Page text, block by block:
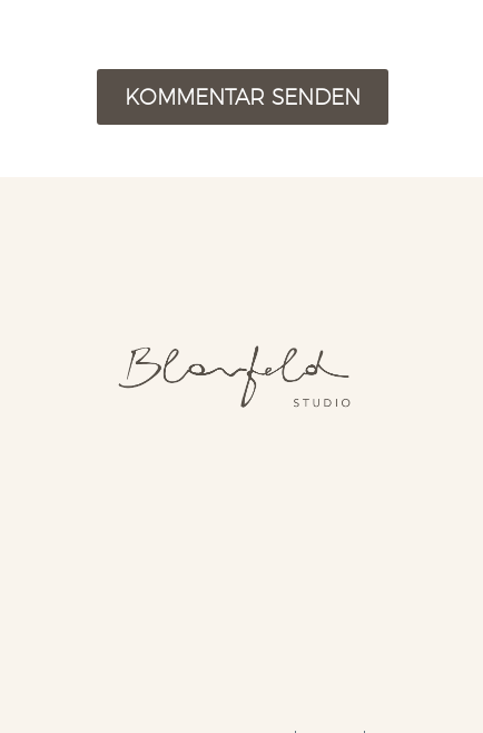
KOMMENTAR SENDEN